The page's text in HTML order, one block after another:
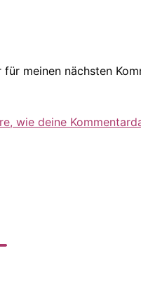
meinen nächsten
wie deine